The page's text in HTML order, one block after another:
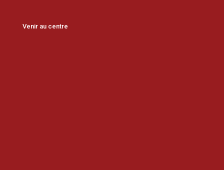
Venir au centre